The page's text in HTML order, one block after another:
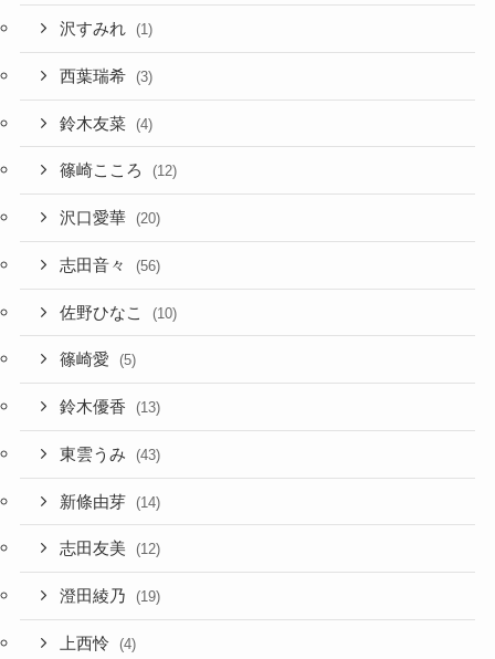
沢すみれ (1)
西葉瑞希 (3)
鈴木友菜 (4)
篠崎こころ (12)
沢口愛華 (20)
志田音々 (56)
佐野ひなこ (10)
篠崎愛 (5)
鈴木優香 (13)
東雲うみ (43)
新條由芽 (14)
志田友美 (12)
澄田綾乃 (19)
上西怜 (4)